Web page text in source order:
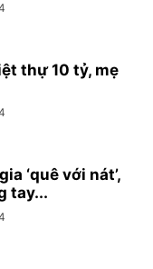
thự 10 tỷ, mẹ
‘quê với nát’,
tay...